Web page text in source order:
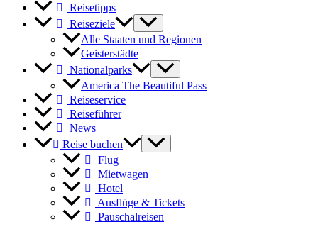
Reisetipps
Reiseziele
Alle Staaten und Regionen
Geisterstädte
Nationalparks
America The Beautiful Pass
Reiseservice
Reiseführer
News
Reise buchen
Flug
Mietwagen
Hotel
Ausflüge & Tickets
Pauschalreisen